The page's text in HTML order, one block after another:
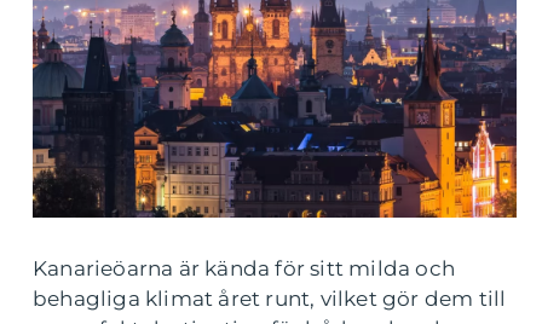
Kanarieöarna är kända för sitt milda och
behagliga klimat året runt, vilket gör dem till